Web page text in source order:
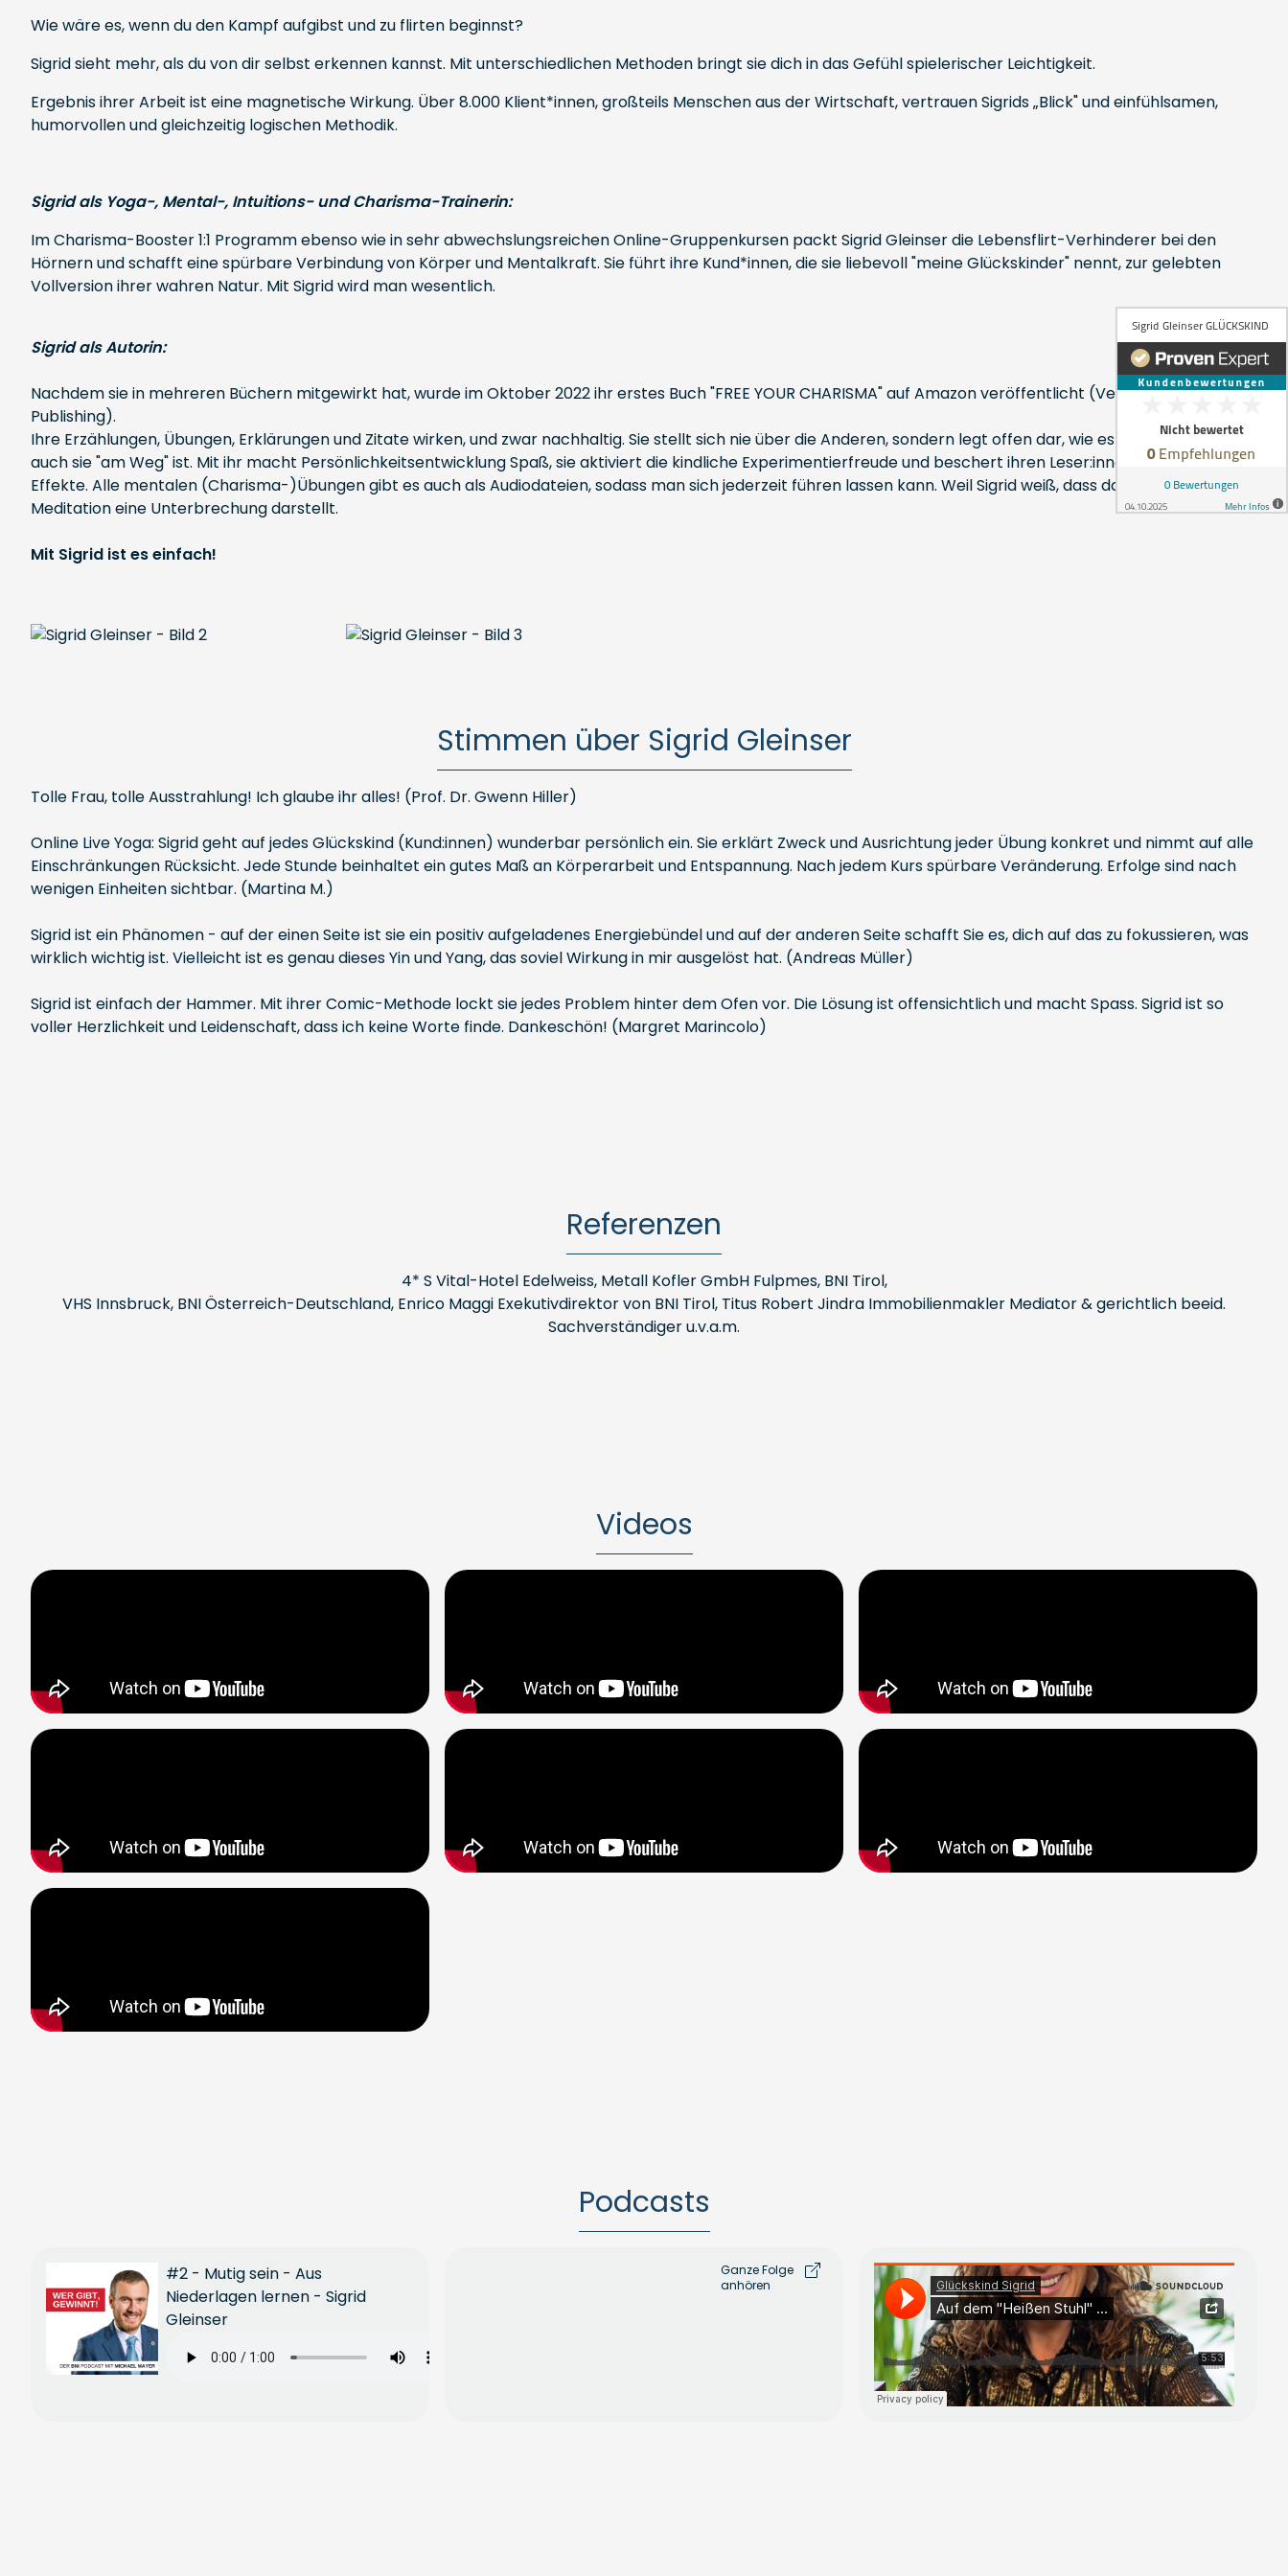
Wie wäre es, wenn du den Kampf aufgibst und zu flirten beginnst?
Sigrid sieht mehr, als du von dir selbst erkennen kannst. Mit unterschiedlichen Methoden bringt sie dich in das Gefühl spielerischer Leichtigkeit.
Ergebnis ihrer Arbeit ist eine magnetische Wirkung. Über 8.000 Klient*innen, großteils Menschen aus der Wirtschaft, vertrauen Sigrids „Blick" und einfühlsamen,
humorvollen und gleichzeitig logischen Methodik.
Sigrid als Yoga-, Mental-, Intuitions- und Charisma-Trainerin:
Im Charisma-Booster 1:1 Programm ebenso wie in sehr abwechslungsreichen Online-Gruppenkursen packt Sigrid Gleinser die Lebensflirt-Verhinderer bei den
Hörnern und schafft eine spürbare Verbindung von Körper und Mentalkraft. Sie führt ihre Kund*innen, die sie liebevoll "meine Glückskinder" nennt, zur gelebten
Vollversion ihrer wahren Natur. Mit Sigrid wird man wesentlich.
Sigrid als Autorin:
Nachdem sie in mehreren Büchern mitgewirkt hat, wurde im Oktober 2022 ihr erstes Buch "FREE YOUR CHARISMA" auf Amazon veröffentlicht (Verlag: E.O.D.
Publishing).
Ihre Erzählungen, Übungen, Erklärungen und Zitate wirken, und zwar nachhaltig. Sie stellt sich nie über die Anderen, sondern legt offen dar, wie es bei ihr läuft - dass
auch sie "am Weg" ist. Mit ihr macht Persönlichkeitsentwicklung Spaß, sie aktiviert die kindliche Experimentierfreude und beschert ihren Leser:innen sofortige
Effekte. Alle mentalen (Charisma-)Übungen gibt es auch als Audiodateien, sodass man sich jederzeit führen lassen kann. Weil Sigrid weiß, dass das Lesen einer
Meditation eine Unterbrechung darstellt.
Mit Sigrid ist es einfach!
Stimmen über Sigrid Gleinser
Tolle Frau, tolle Ausstrahlung! Ich glaube ihr alles! (Prof. Dr. Gwenn Hiller)
Online Live Yoga: Sigrid geht auf jedes Glückskind (Kund:innen) wunderbar persönlich ein. Sie erklärt Zweck und Ausrichtung jeder Übung konkret und nimmt auf alle
Einschränkungen Rücksicht. Jede Stunde beinhaltet ein gutes Maß an Körperarbeit und Entspannung. Nach jedem Kurs spürbare Veränderung. Erfolge sind nach
wenigen Einheiten sichtbar. (Martina M.)
Sigrid ist ein Phänomen - auf der einen Seite ist sie ein positiv aufgeladenes Energiebündel und auf der anderen Seite schafft Sie es, dich auf das zu fokussieren, was
wirklich wichtig ist. Vielleicht ist es genau dieses Yin und Yang, das soviel Wirkung in mir ausgelöst hat. (Andreas Müller)
Sigrid ist einfach der Hammer. Mit ihrer Comic-Methode lockt sie jedes Problem hinter dem Ofen vor. Die Lösung ist offensichtlich und macht Spass. Sigrid ist so
voller Herzlichkeit und Leidenschaft, dass ich keine Worte finde. Dankeschön! (Margret Marincolo)
Referenzen
4* S Vital-Hotel Edelweiss, Metall Kofler GmbH Fulpmes, BNI Tirol,
VHS Innsbruck, BNI Österreich-Deutschland, Enrico Maggi Exekutivdirektor von BNI Tirol, Titus Robert Jindra Immobilienmakler Mediator & gerichtlich beeid.
Sachverständiger u.v.a.m.
Videos
Podcasts
#2 - Mutig sein - Aus
Niederlagen lernen - Sigrid
Gleinser
Ganze Folge
anhören